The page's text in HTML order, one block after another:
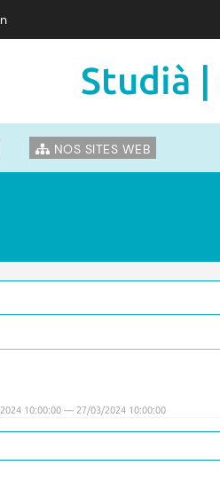
Studià |
NOS SITES WEB
10:00:00 — 27/03/2024 10:00:00